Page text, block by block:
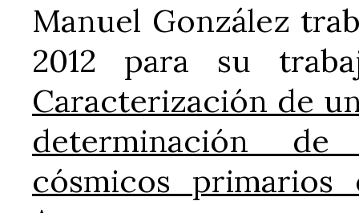
Manuel González
2012 para su
Caracterización de
determinación
cósmicos